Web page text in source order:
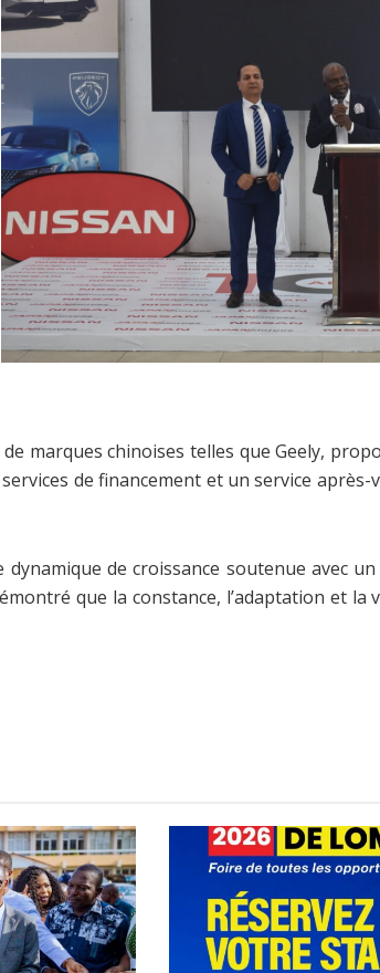
marques chinoises telles que Geely,
de financement et un service
de croissance soutenue avec
que la constance, l’adaptation et